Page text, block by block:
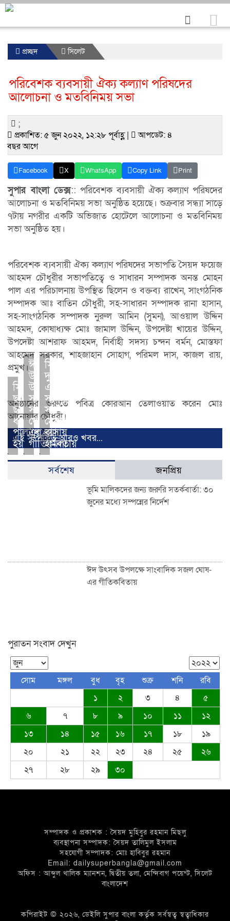
প্রচ্ছদ সিলেট
পরিবেশক ব্যবসায়ী ঐক্য কল্যাণ পরিষদের
আলোচনা ও মতবিনিময় সভা
;
প্রকাশিত: ৫ জুন ২০২২, ১২:২৮ পূর্বাহ্ণ |
আপডেট: ৪
বছর আগে
Facebook X WhatsApp Copy Link Print
সুপার বাংলা ডেক্স:: পরিবেশক ব্যবসায়ী ঐক্য কল্যাণ পরিষদের
আলোচনা ও মতবিনিময় সভা অনুষ্ঠিত হয়েছে। শুক্রবার সন্ধ্যা সাড়ে
৭টায় নগরীর একটি অভিজাত হোটেলে আলোচনা ও মতবিনিময়
সভা অনুষ্ঠিত হয়।
পরিবেশক ব্যবসায়ী ঐক্য কল্যাণ পরিষদের সভাপতি সৈয়দ ফয়েজ
আহমদ চৌধুরীর সভাপতিত্বে ও সাধারন সম্পাদক অনন্ত মোহন
পাল এর পরিচালনায় উপস্থিত ছিলেন ও বক্তব্য রাখেন, সাংগঠনিক
সম্পাদক আঃ বাতিন চৌধুরী, সহ-সাধারন সম্পাদক রানা হাসান,
সহ-সাংগঠনিক সম্পাদক নুরুল আমিন (সুমন), আওয়াল উদ্দিন
আহমদ, কোষাধ্যক্ষ মোঃ জামাল উদ্দিন, উপদেষ্টা খায়ের উদ্দিন,
উপদেষ্টা আশরাফ আহমদ, নির্বাহী সদস্য চন্দন বর্মন, মোস্তফা
আহমেদ সরকার, শাহজাহান সোহাগ, পরিমল দাস, কাজল রায়,
প্রমুখ।
অনুষ্ঠানের শুরুতে পবিত্র কোরআন তেলাওয়াত করেন মোঃ
আনোয়ার চৌধুরী।
এই সম্পর্কিত আরও খবর...
সিলেটে
ছাত্রলীগ-
ছাত্রদল
ধাওয়া
পাল্টাধাওয়া
হয়
ঈদ
উৎসব
উপলক্ষে
সাংবাদিক
সজল
ঘোষ-
এর
গীতিকবিতায়
সিলেটে
দুই
এলাকাবাসীর
সংঘর্ষ,
সাবেক
মেয়রের
বাসায়
হামলা
সর্বশেষ জনপ্রিয়
ভূমি মালিকদের জন্য জরুরি সতর্কবার্তা: ৩০
জুনের মধ্যে সম্পন্নের নির্দেশ
ঈদ উৎসব উপলক্ষে সাংবাদিক সজল ঘোষ-
এর গীতিকবিতায়
ফিতরের বিশাল জামাত অনুষ্ঠিত: হাজারো
মুসল্লির ঢল
০৩ নং দেওয়ান বাজার ইউনিয়নবাসী সহ দেশ
ও দেশের বাইরে অবস্থানরত সকলকে ঈদের
শুভেচ্ছা জানিয়েছেন খন্দকার আব্দুর রকিব
পুরাতন সংবাদ দেখুন
সোম মঙ্গল বুধ বৃহ শুক্র শনি
রবি
১
২ ৩ ৪
৫
৬
৭ ৮ ৯ ১০ ১১
১২
১৩
১৪ ১৫ ১৬ ১৭ ১৮
১৯
২০
২১ ২২ ২৩ ২৪ ২৫
২৬
২৭
২৮ ২৯ ৩০
সম্পাদক ও প্রকাশক : সৈয়দ মুহিবুর রহমান মিছলু
ব্যবস্থাপনা সম্পাদক: সৈয়দ তালিমুল ইসলাম
সহযোগী সম্পাদক: মোঃ হাবিবুর রহমান
Email: dailysuperbangla@gmail.com
অফিস : আব্দুল খালিক ম্যানশন, দ্বিতীয় তলা, মেন্দিবাগ পয়েন্ট, সিলেট
বাংলাদেশ
কপিরাইট © ২০২৬, ডেইলি সুপার বাংলা কর্তৃক সর্বস্বত্ব স্বত্বাধিকার